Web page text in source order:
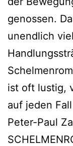
genossen.
unendlich
ist oft lustig,
auf jeden
Peter-Paul